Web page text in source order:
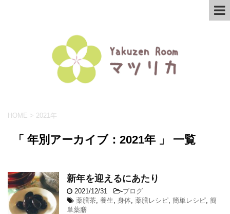
HOME > 2021年
「 年別アーカイブ：2021年 」 一覧
新年を迎えるにあたり
2021/12/31 -ブログ
薬膳茶 養生 身体 薬膳レシピ 簡単レシピ 簡
単薬膳